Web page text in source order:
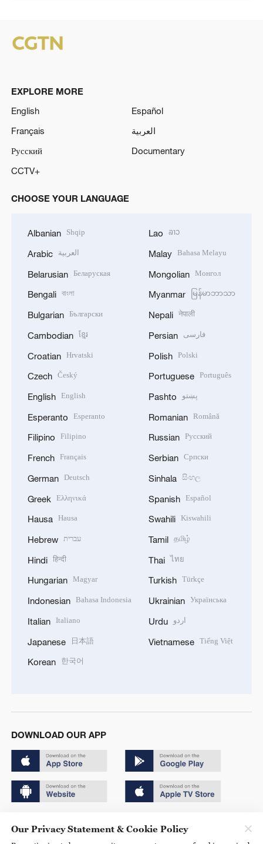
EXPLORE MORE
English
Español
Français
العربية
Русский
Documentary
CCTV+
CHOOSE YOUR LANGUAGE
Albanian Shqip
Arabic العربية
Belarusian Беларуская
Bengali বাংলা
Bulgarian Български
Cambodian ខ្មែរ
Croatian Hrvatski
Czech Český
English English
Esperanto Esperanto
Filipino Filipino
French Français
German Deutsch
Greek Ελληνικά
Hausa Hausa
Hebrew עברית
Hindi हिन्दी
Hungarian Magyar
Indonesian Bahasa Indonesia
Italian Italiano
Japanese 日本語
Korean 한국어
Lao ລາວ
Malay Bahasa Melayu
Mongolian Монгол
Myanmar မြန်မာဘာသာ
Nepali नेपाली
Persian فارسی
Polish Polski
Portuguese Português
Pashto پښتو
Romanian Română
Russian Русский
Serbian Српски
Sinhala සිංහල
Spanish Español
Swahili Kiswahili
Tamil தமிழ்
Thai ไทย
Turkish Türkçe
Ukrainian Українська
Urdu اردو
Vietnamese Tiếng Việt
DOWNLOAD OUR APP
京ICP备20000184号
Our Privacy Statement & Cookie Policy